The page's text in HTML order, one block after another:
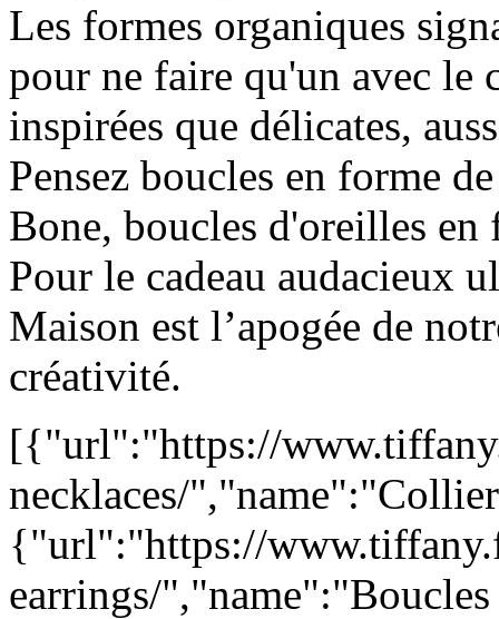
Les formes organiques
pour ne faire qu'un avec le
inspirées que délicates,
Pensez boucles en forme
Bone, boucles d'oreilles en
Pour le cadeau audacieux
Maison est l’apogée de
créativité.
[{"url":"https://
necklaces/
{"url":"https://
earrings/